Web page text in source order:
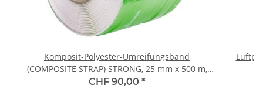
Komposit-Polyester-Umreifungsband
(COMPOSITE STRAP) STRONG, 25 mm x 500 m,
natur, 800 kg Reissfestigkeit
CHF 90,00 *